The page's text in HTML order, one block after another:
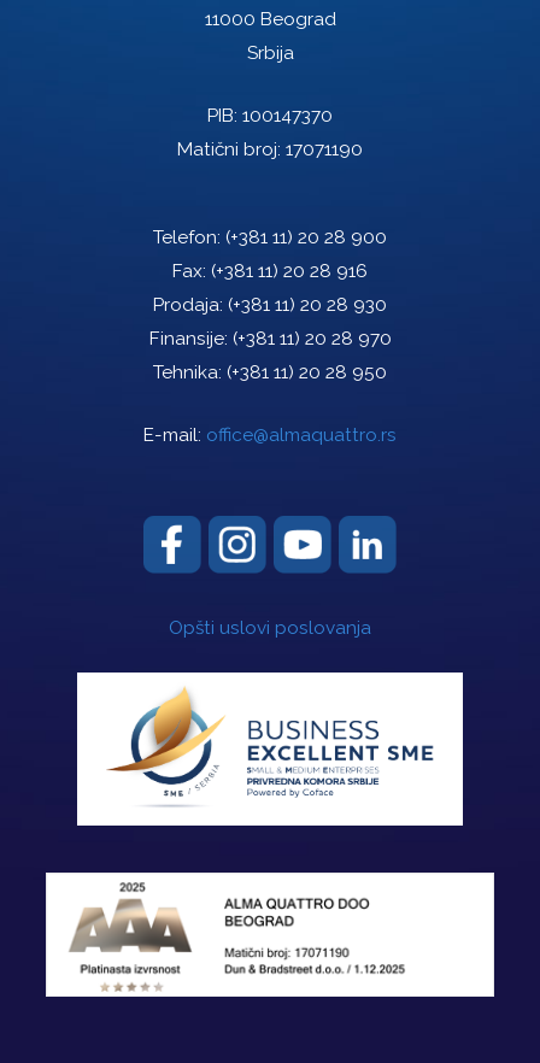
11000 Beograd
Srbija
PIB: 100147370
Matični broj: 17071190
Telefon: (+381 11) 20 28 900
Fax: (+381 11) 20 28 916
Prodaja: (+381 11) 20 28 930
Finansije: (+381 11) 20 28 970
Tehnika: (+381 11) 20 28 950
E-mail: office@almaquattro.rs
Opšti uslovi poslovanja